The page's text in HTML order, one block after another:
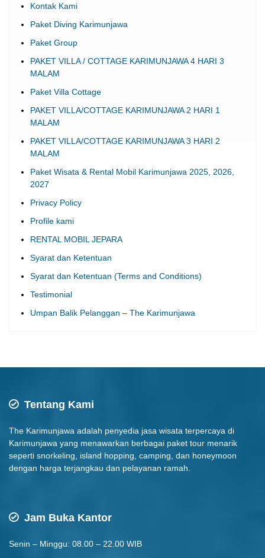
Kontak Kami
Paket Diving Karimunjawa
Paket Group
PAKET VILLA / COTTAGE KARIMUNJAWA 4 HARI 3
MALAM
Paket Villa Cottage
PAKET VILLA/COTTAGE KARIMUNJAWA 2 HARI 1
MALAM
PAKET VILLA/COTTAGE KARIMUNJAWA 3 HARI 2
MALAM
Paket Wisata & Rental Mobil Karimunjawa 2025, 2026,
2027
Privacy Policy
Profile kami
RENTAL MOBIL JEPARA
Syarat dan Ketentuan
Syarat dan Ketentuan (Terms and Conditions)
Testimonial
Umpan Balik Pelanggan – The Karimunjawa
Tentang Kami
The Karimunjawa adalah penyedia jasa wisata terpercaya di
Karimunjawa yang menawarkan berbagai paket tour menarik
seperti snorkeling, island hopping, camping, dan honeymoon
dengan harga terjangkau dan pelayanan ramah.
Jam Buka Kantor
Senin – Minggu: 08.00 – 22.00 WIB